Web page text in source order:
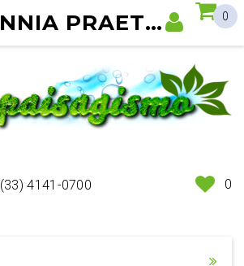
(33) 4141-0700 0
0
AMMANNIA PRAETERMISSA (NESAEA SP. 'RED') PLANTA DE AQUÁRIO